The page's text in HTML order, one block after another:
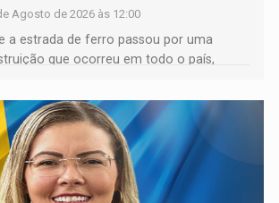
Agosto de 2026 às 12:00
a estrada de ferro passou por uma
que ocorreu em todo o país,